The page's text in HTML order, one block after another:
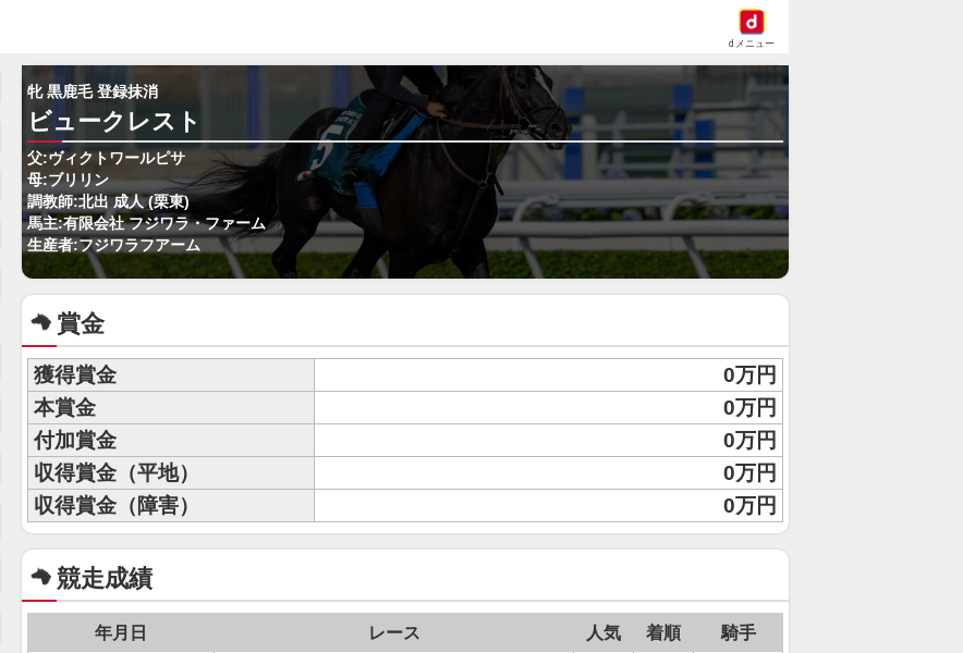
dメニュー
牝 黒鹿毛 登録抹消
ビュークレスト
父:ヴィクトワールピサ
母:ブリリン
調教師:北出 成人 (栗東)
馬主:有限会社 フジワラ・ファーム
生産者:フジワラフアーム
賞金
獲得賞金
0万円
本賞金
0万円
付加賞金
0万円
収得賞金（平地）
0万円
収得賞金（障害）
0万円
競走成績
年月日 レース 人気 着順 騎手